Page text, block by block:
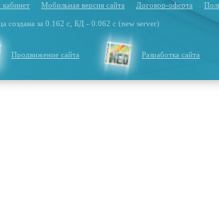
Мобильная версия сайта Договор-оферта
создана за 0.162 с, БД - 0.062 с (new server)
Продвижение сайта Разработка сайта